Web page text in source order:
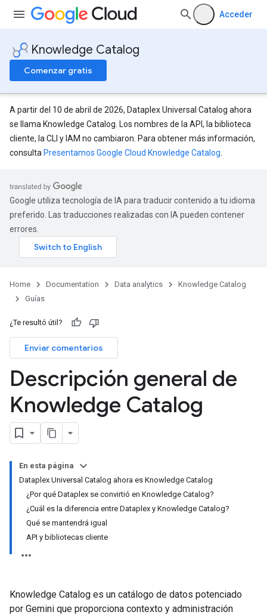
Acceder
Knowledge Catalog
Comenzar gratis
A partir del 10 de abril de 2026, Dataplex Universal Catalog ahora
se llama Knowledge Catalog. Los nombres de la API, la biblioteca
cliente, la CLI y IAM no cambiaron. Para obtener más información,
consulta Presentamos Google Cloud Knowledge Catalog
Google utiliza tecnología de IA para traducir contenido a tu idioma
preferido. Las traducciones realizadas con IA pueden contener
errores.
Home Documentation Data analytics
Knowledge Catalog
Guías
¿Te resultó útil?
Enviar comentarios
Descripción general de
Knowledge Catalog
En esta página
Dataplex Universal Catalog ahora es Knowledge Catalog
¿Por qué Dataplex se convirtió en Knowledge Catalog?
¿Cuál es la diferencia entre Dataplex y Knowledge Catalog?
Qué se mantendrá igual
API y bibliotecas cliente
Knowledge Catalog es un catálogo de datos potenciado
por Gemini que proporciona contexto y administración